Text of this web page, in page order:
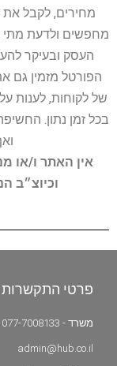
מחירים, לקבל
מחפשים ולדעת מתי
העסק ובעיקר
הפורטל מזמין גם
של לקוחות, לענות
בכל זמן נתון.
אין האתר ו/או
וכיוצ״ב
פרטי התקשרות
משרד - 077-7008133
admin@hub.co.il